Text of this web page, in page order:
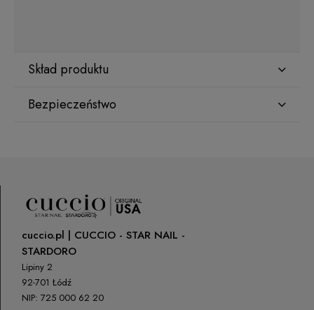
Skład produktu
Methacrylic Acid
HEMA
Hydroxycyclohexyl Phenyl Ketone
Bezpieczeństwo
29120 Avenue Paine, Stany Zjednoczone
lcenteno@cuccio.com
800 762 6245
Osoba odpowiedzialna na terenie UE
Petar Bangeev
Chakalitsa 2A
cuccio.pl | CUCCIO - STAR NAIL -
STARDORO
Lipiny 2
92-701 Łódź
NIP: 725 000 62 20